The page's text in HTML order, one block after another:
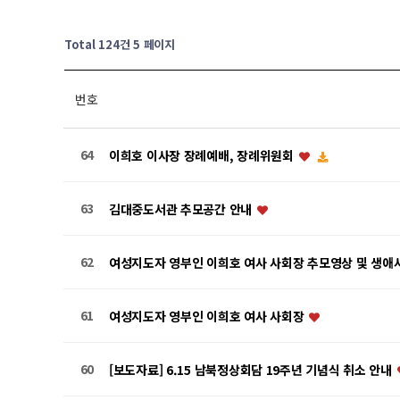
Total 124건5 페이지
번호
64 이희호 이사장 장례예배, 장례위원회
63 김대중도서관 추모공간 안내
62 여성지도자 영부인 이희호 여사 사회장 추모영상 및 생애
61 여성지도자 영부인 이희호 여사 사회장
60 [보도자료] 6.15 남북정상회담 19주년 기념식 취소 안내